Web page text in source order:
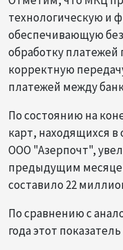
технологическую и
обеспечивающую
обработку платежей
корректную
платежей между
По состоянию на
карт, находящихся
ООО "Азерпочт",
предыдущим
составило 22
По сравнению с
года этот